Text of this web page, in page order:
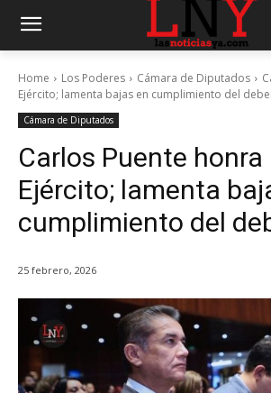
Home Los Poderes Cámara de Diputados
Ejército; lamenta bajas en cumplimiento del
Cámara de Diputados
Carlos Puente honra
Ejército; lamenta
cumplimiento del
25 febrero, 2026